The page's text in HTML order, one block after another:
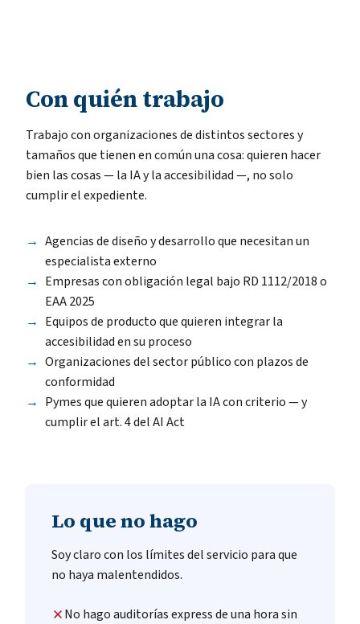
Con quién trabajo
Trabajo con organizaciones de distintos sectores y
tamaños que tienen en común una cosa: quieren hacer
bien las cosas — la IA y la accesibilidad —, no solo
cumplir el expediente.
Agencias de diseño y desarrollo que necesitan un
especialista externo
Empresas con obligación legal bajo RD 1112/2018 o
EAA 2025
Equipos de producto que quieren integrar la
accesibilidad en su proceso
Organizaciones del sector público con plazos de
conformidad
Pymes que quieren adoptar la IA con criterio — y
cumplir el art. 4 del AI Act
Lo que no hago
Soy claro con los límites del servicio para que
no haya malentendidos.
No hago auditorías express de una hora sin